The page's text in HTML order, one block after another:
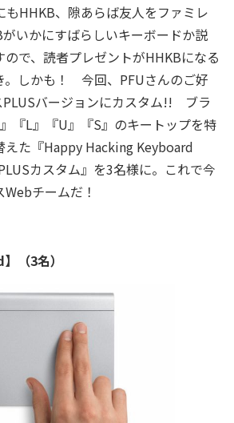
もHHKB、隙あらば友人をファミレ
いかにすばらしいキーボードか説
ので、読者プレゼントがHHKBになる
。しかも！ 今回、PFUさんのご好
PLUSバージョンにカスタム!! ブラ
『L』『U』『S』のキートップを特
えた『Happy Hacking Keyboard
カスタム』を3名様に。これで今
チームだ！
（3名）